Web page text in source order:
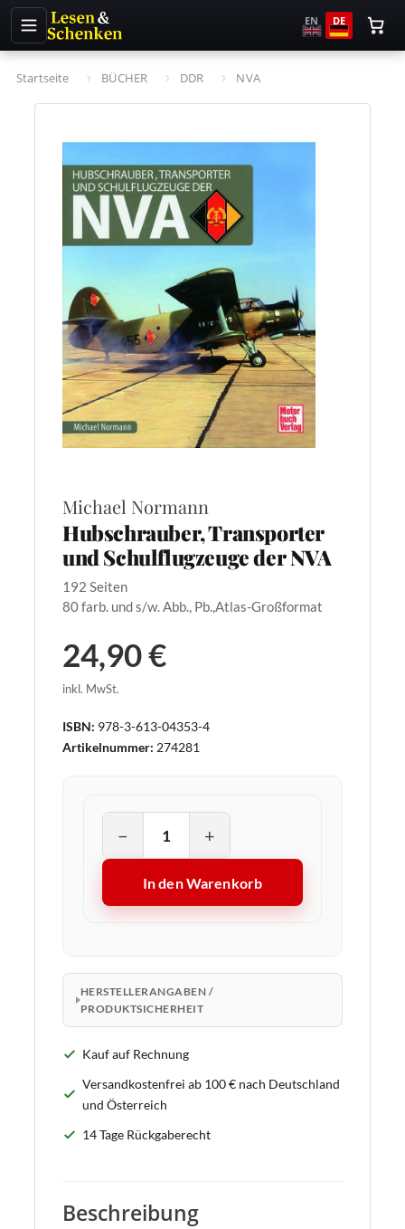
EN DE
Startseite BÜCHER DDR NVA
Michael Normann
Hubschrauber, Transporter
und Schulflugzeuge der NVA
192 Seiten
80 farb. und s/w. Abb., Pb.,Atlas-Großformat
24,90 €
inkl. MwSt.
ISBN: 978-3-613-04353-4
Artikelnummer: 274281
− +
In den Warenkorb
HERSTELLERANGABEN /
PRODUKTSICHERHEIT
Kauf auf Rechnung
Versandkostenfrei ab 100 € nach Deutschland
und Österreich
14 Tage Rückgaberecht
Beschreibung